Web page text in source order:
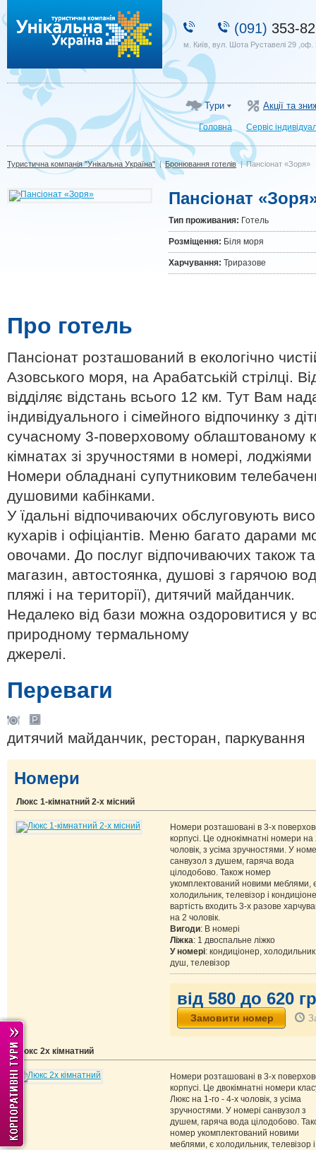
(091) 353-
м. Київ, вул. Шота Руставелі 29
Тури Акції та
Головна Сервіс
Туристична компанія "Унікальна Україна" | Бронювання готелів | Пансіонат «Зоря»
Пансіонат
Тип проживания: Готель
Розміщення: Біля моря
Харчування: Триразове
Про готель
Пансіонат розташований в екологічно
Азовського моря, на Арабатській стрілці.
відділяє відстань всього 12 км. Тут Вам
індивідуального і сімейного відпочинку з
сучасному 3-поверховому облаштованому
кімнатах зі зручностями в номері,
Номери обладнані супутниковим
душовими кабінками.
У їдальні відпочиваючих обслуговують
кухарів і офіціантів. Меню багато дарами
овочами. До послуг відпочиваючих також
магазин, автостоянка, душові з гарячою
пляжі і на території), дитячий майданчик.
Недалеко від бази можна оздоровитися у
природному термальному
джерелі.
Переваги
дитячий майданчик, ресторан, паркування
Номери
Люкс 1-кімнатний 2-х місний
Номери розташовані в 3-х
корпусі. Це однокімнатні номери на
чоловік, з усіма зручностями. У
санвузол з душем, гаряча вода
цілодобово. Також номер
укомплектований новими меблями,
холодильник, телевізор і
вартість входить 3-х разове
на 2 чоловік.
Вигоди: В номері
Ліжка: 1 двоспальне ліжко
У номері: кондиціонер,
душ, телевізор
від 580 до 620
Люкс 2х кімнатний
Номери розташовані в 3-х
корпусі. Це двокімнатні номери
Люкс на 1-го - 4-х чоловік, з усіма
зручностями. У номері санвузол з
душем, гаряча вода цілодобово.
номер укомплектований новими
меблями, є холодильник, телевізор і